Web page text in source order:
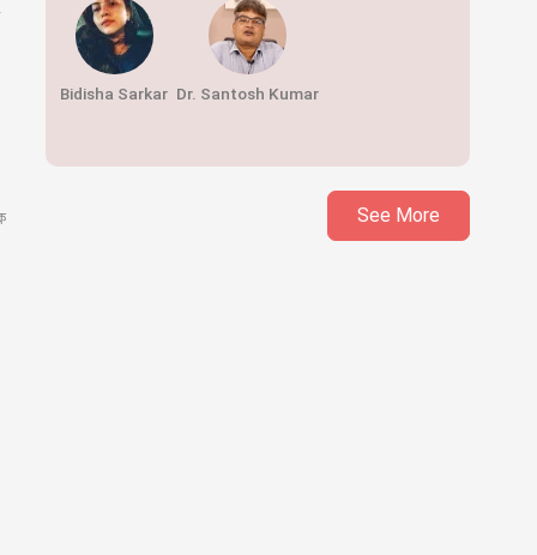
Bidisha Sarkar Dr. Santosh Kumar
See More